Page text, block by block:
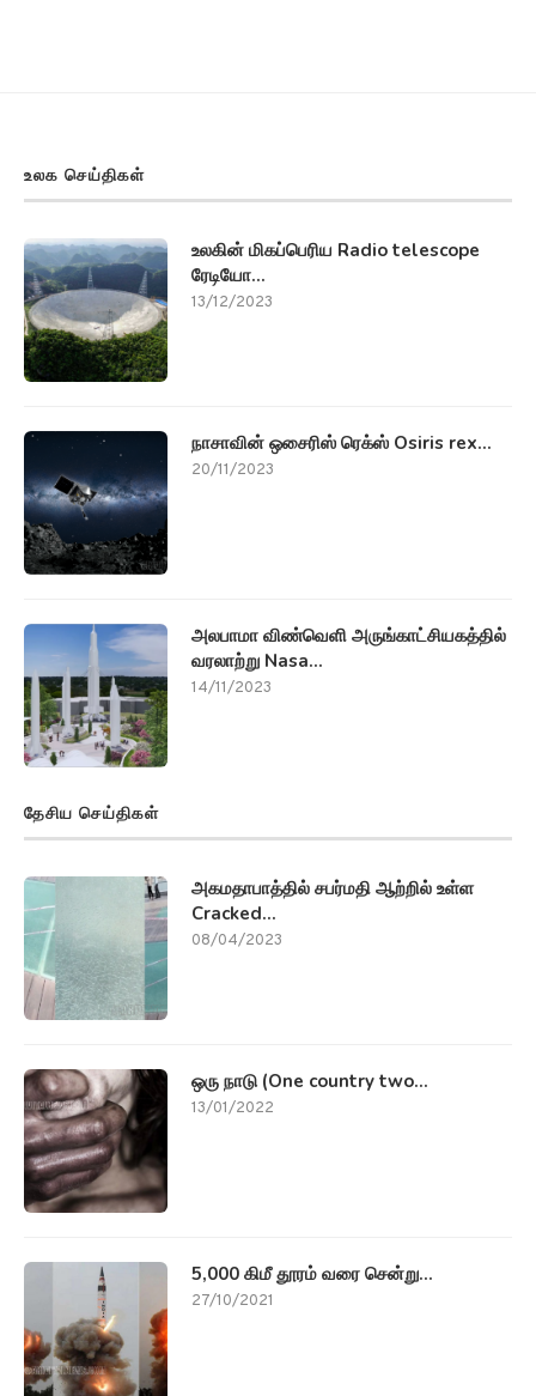
உலக செய்திகள்
உலகின் மிகப்பெரிய Radio telescope
ரேடியோ...
13/12/2023
நாசாவின் ஒசைரிஸ் ரெக்ஸ் Osiris rex...
20/11/2023
அலபாமா விண்வெளி அருங்காட்சியகத்தில்
வரலாற்று Nasa...
14/11/2023
தேசிய செய்திகள்
அகமதாபாத்தில் சபர்மதி ஆற்றில் உள்ள
Cracked...
08/04/2023
ஒரு நாடு (One country two...
13/01/2022
5,000 கிமீ தூரம் வரை சென்று...
27/10/2021